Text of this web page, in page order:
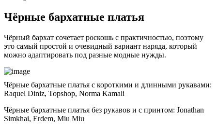
Чёрные бархатные платья
Чёрный бархат сочетает роскошь с практичностью, поэтому
это самый простой и очевидный вариант наряда, который
можно адаптировать под разные модные нужды.
Чёрные бархатные платья с короткими и длинными рукавами:
Raquel Diniz, Topshop, Norma Kamali
Чёрные бархатные платья без рукавов и с принтом: Jonathan
Simkhai, Erdem, Miu Miu